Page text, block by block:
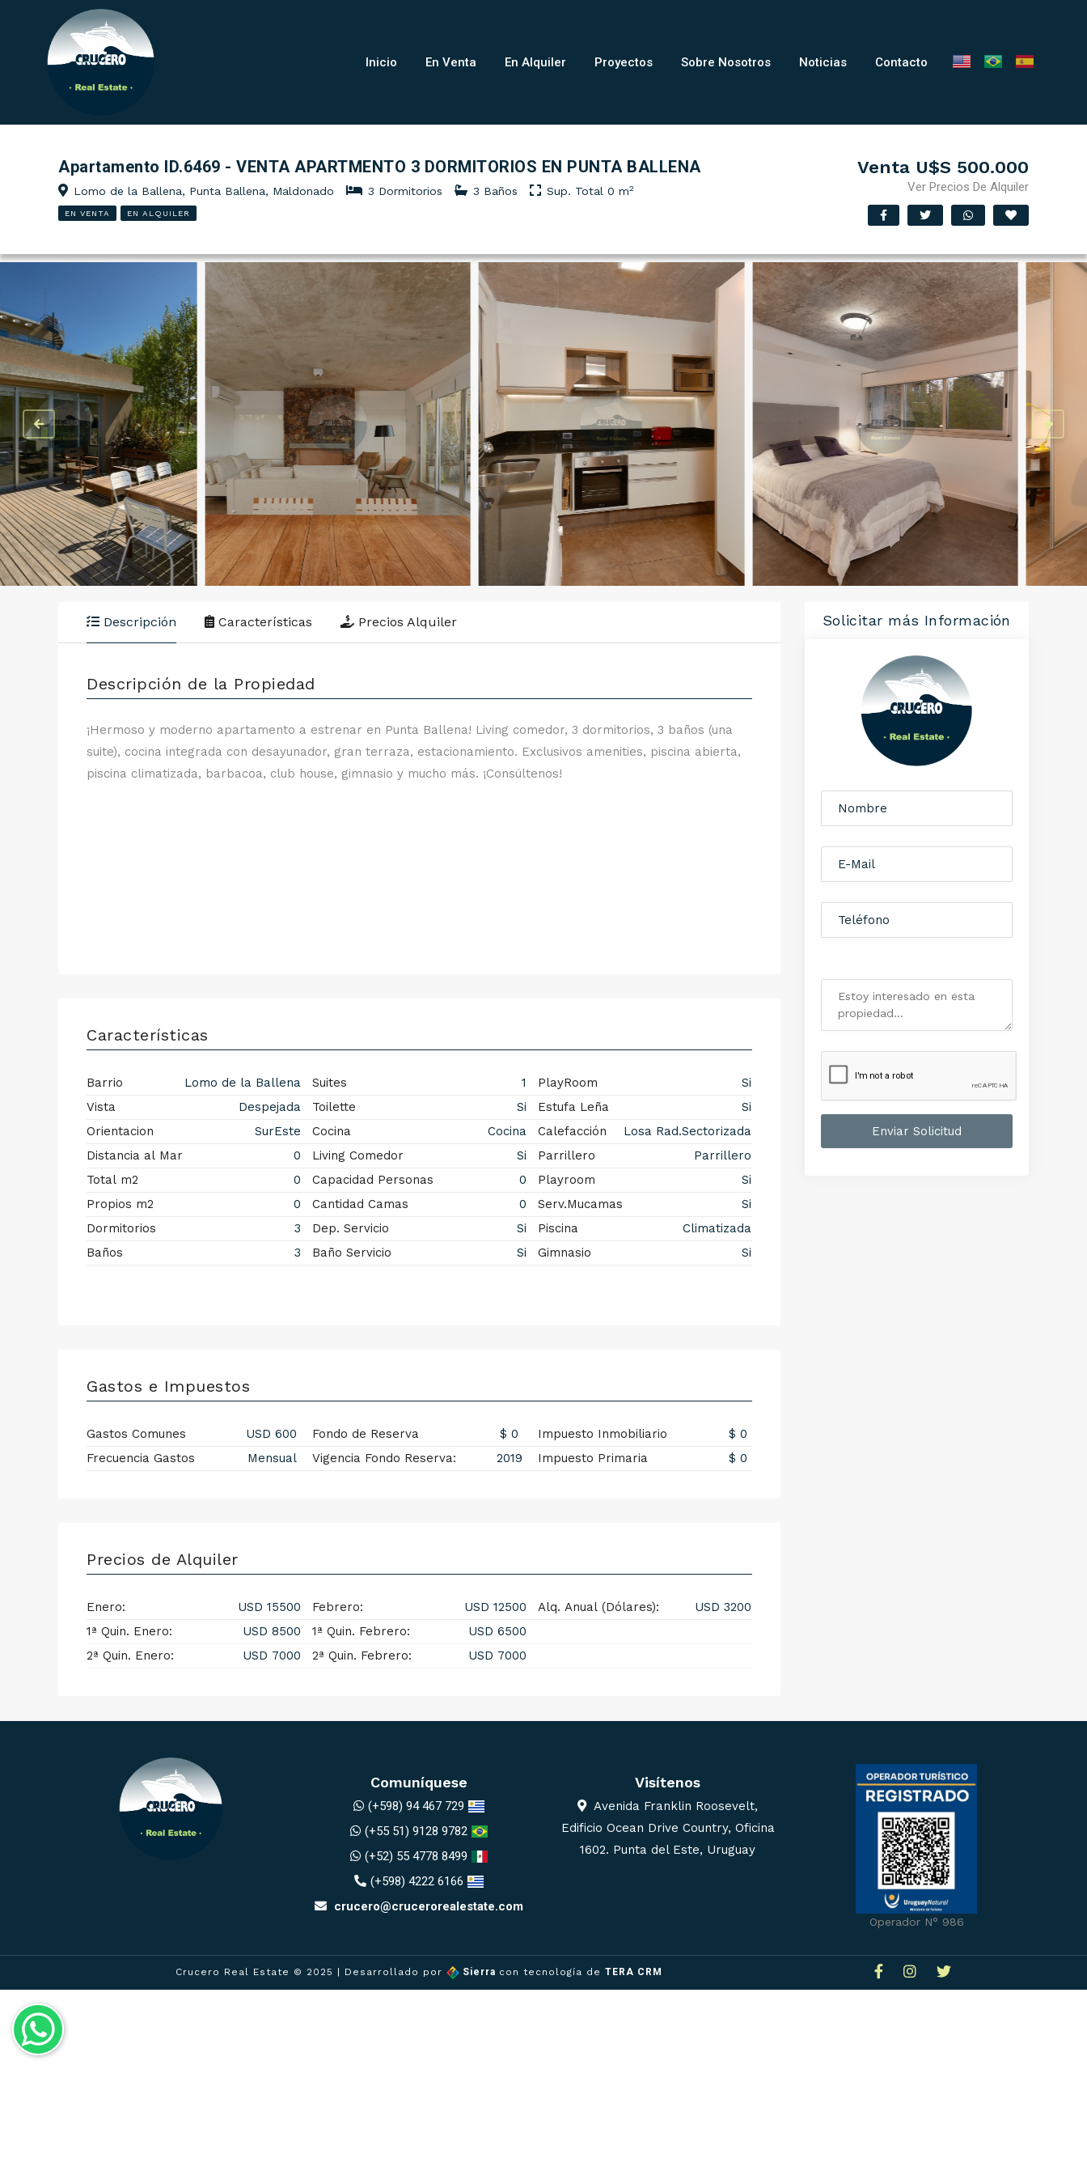
Inicio En Venta En Alquiler Proyectos Sobre Nosotros Noticias Contacto
Apartamento ID.6469 - VENTA APARTMENTO 3 DORMITORIOS EN PUNTA BALLENA
Lomo de la Ballena, Punta Ballena, Maldonado 3 Dormitorios 3 Baños Sup. Total 0 m2
EN VENTA EN ALQUILER
Venta U$S 500.000
Ver Precios De Alquiler
Descripción Características Precios Alquiler
Descripción de la Propiedad
¡Hermoso y moderno apartamento a estrenar en Punta Ballena! Living comedor, 3 dormitorios, 3 baños (una
suite), cocina integrada con desayunador, gran terraza, estacionamiento. Exclusivos amenities, piscina abierta,
piscina climatizada, barbacoa, club house, gimnasio y mucho más. ¡Consúltenos!
Características
Barrio
Lomo de la Ballena
Vista
Despejada
Orientacion
SurEste
Distancia al Mar
0
Total m2
0
Propios m2
0
Dormitorios
3
Baños
3
Suites
1
Toilette
Si
Cocina
Cocina
Living Comedor
Si
Capacidad Personas
0
Cantidad Camas
0
Dep. Servicio
Si
Baño Servicio
Si
PlayRoom
Si
Estufa Leña
Si
Calefacción
Losa Rad.Sectorizada
Parrillero
Parrillero
Playroom
Si
Serv.Mucamas
Si
Piscina
Climatizada
Gimnasio
Si
Gastos e Impuestos
Gastos Comunes
USD 600
Frecuencia Gastos
Mensual
Fondo de Reserva
Vigencia Fondo Reserva:
2019
Impuesto Inmobiliario
$ 0
Impuesto Primaria
$ 0
Precios de Alquiler
Enero:
USD 15500
1ª Quin. Enero:
USD 8500
2ª Quin. Enero:
USD 7000
Febrero:
USD 12500
1ª Quin. Febrero:
USD 6500
2ª Quin. Febrero:
USD 7000
Alq. Anual (Dólares): USD 3200
Solicitar más Información
Enviar Solicitud
Comuníquese
(+598) 94 467 729
(+55 51) 9128 9782
(+52) 55 4778 8499
(+598) 4222 6166
crucero@crucerorealestate.com
Visítenos
Avenida Franklin Roosevelt,
Edificio Ocean Drive Country, Oficina
1602. Punta del Este, Uruguay
Operador N° 986
Crucero Real Estate © 2025 | Desarrollado por Sierra con tecnología deTERA CRM